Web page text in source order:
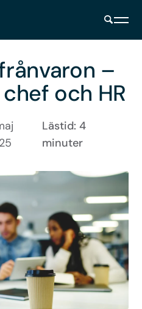
–
och HR
Lästid: 4
minuter